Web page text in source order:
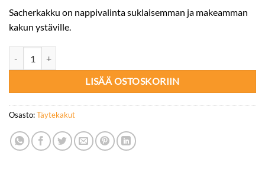
Sacherkakku on nappivalinta suklaisemman ja makeamman
kakun ystäville.
LISÄÄ OSTOSKORIIN
Osasto:Täytekakut